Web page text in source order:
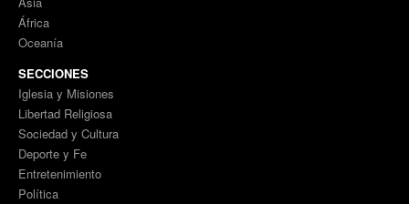
África
Oceanía
SECCIONES
Iglesia y Misiones
Libertad Religiosa
Sociedad y Cultura
Deporte y Fe
Entretenimiento
Política